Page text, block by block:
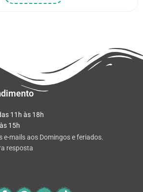
tem
podem
ser
11h às 18h
15h
e-mails aos Domingos e feriados.
resposta